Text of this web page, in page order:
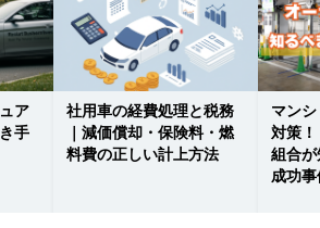
ア
手
社用車の経費処理と税務
｜減価償却・保険料・燃
料費の正しい計上方法
マン
対策
組合
成功事